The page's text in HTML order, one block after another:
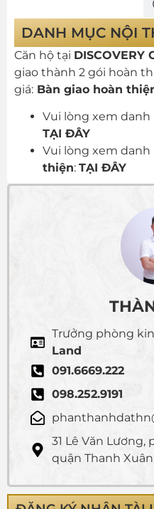
DANH MỤC NỘI
Căn hộ tại DISCOVERY
giao thành 2 gói hoàn
giá: Bàn giao hoàn
Vui lòng xem danh
TẠI ĐÂY
Vui lòng xem danh
thiện: TẠI ĐÂY
Trưởng phòng
Land
091.6669.222
098.252.9191
31 Lê Văn
quận Thanh